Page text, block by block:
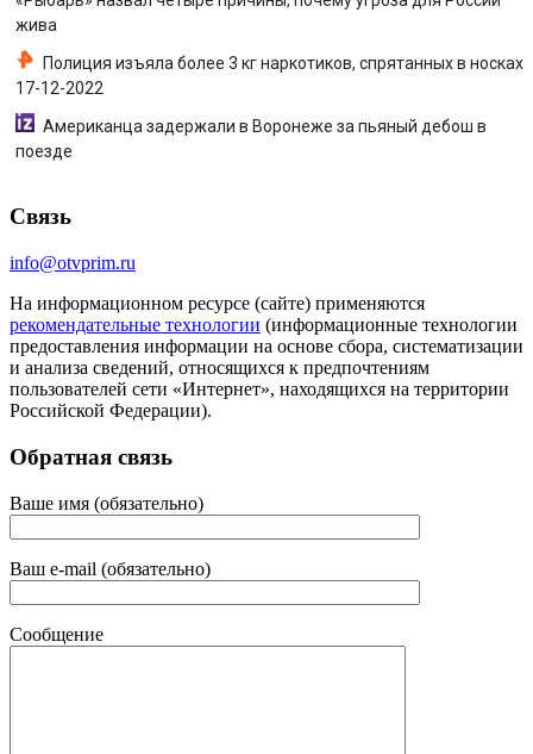
жива
Полиция изъяла более 3 кг наркотиков, спрятанных в носках
17-12-2022
Американца задержали в Воронеже за пьяный дебош в
поезде
Связь
info@otvprim.ru
На информационном ресурсе (сайте) применяются
рекомендательные технологии (информационные технологии
предоставления информации на основе сбора, систематизации
и анализа сведений, относящихся к предпочтениям
пользователей сети «Интернет», находящихся на территории
Российской Федерации).
Обратная связь
Ваше имя (обязательно)
Ваш e-mail (обязательно)
Сообщение